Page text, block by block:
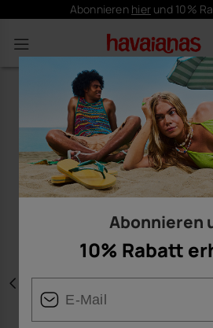
Abonnieren hierund 10%
Vorherige
Abonnieren
10% Rabatt